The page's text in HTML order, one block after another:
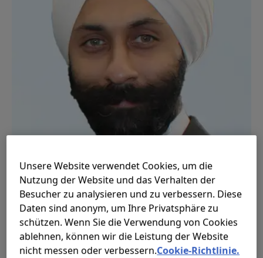
Jaskirat Chadha
Head of Financial Inclusion Debt
View profile
Unsere Website verwendet Cookies, um die
Nutzung der Website und das Verhalten der
Besucher zu analysieren und zu verbessern. Diese
Daten sind anonym, um Ihre Privatsphäre zu
schützen. Wenn Sie die Verwendung von Cookies
ablehnen, können wir die Leistung der Website
nicht messen oder verbessern.Cookie-Richtlinie.